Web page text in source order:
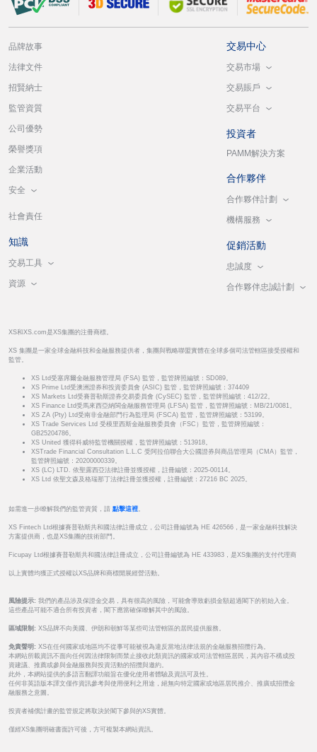
品牌故事
法律文件
招賢納士
監管資質
公司優勢
榮譽獎項
企業活動
安全
社會責任
知識
交易工具
資源
交易中心
交易市場
交易賬戶
交易平台
投資者
PAMM解決方案
合作夥伴
合作夥伴計劃
機構服務
促銷活動
忠誠度
合作夥伴忠誠計劃
XS和XS.com是XS集團的注冊商標。
XS 集團是一家全球金融科技和金融服務提供者，集團與戰略聯盟實體在全球多個司法管轄區接受授權和
監管。
XS Ltd受塞席爾金融服務管理局 (FSA) 監管，監管牌照編號：SD089。
XS Prime Ltd受澳洲證券和投資委員會 (ASIC) 監管，監管牌照編號：374409
XS Markets Ltd受賽普勒斯證券交易委員會 (CySEC) 監管，監管牌照編號：412/22。
XS Finance Ltd受馬來西亞納閩金融服務管理局 (LFSA) 監管，監管牌照編號：MB/21/0081。
XS ZA (Pty) Ltd受南非金融部門行為監理局 (FSCA) 監管，監管牌照編號：53199。
XS Trade Services Ltd 受模里西斯金融服務委員會（FSC）監管，監管牌照編號：
GB25204786。
XS United 獲得科威特監管機關授權，監管牌照編號：513918。
XSTrade Financial Consultation L.L.C 受阿拉伯聯合大公國證券與商品管理局（CMA）監管，
監管牌照編號：20200000339。
XS (LC) LTD. 依聖露西亞法律註冊並獲授權，註冊編號：2025-00114。
XS Ltd 依聖文森及格瑞那丁法律註冊並獲授權，註冊編號：27216 BC 2025。
如需進一步瞭解我們的監管資質，請 點擊這裡。
XS Fintech Ltd根據賽普勒斯共和國法律註冊成立，公司註冊編號為 HE 426566，是一家金融科技解決
方案提供商，也是XS集團的技術部門。
Ficupay Ltd根據賽普勒斯共和國法律註冊成立，公司註冊編號為 HE 433983，是XS集團的支付代理商
以上實體均獲正式授權以XS品牌和商標開展經營活動。
風險提示: 我們的產品涉及保證金交易，具有很高的風險，可能會導致虧損金額超過閣下的初始入金。
這些產品可能不適合所有投資者，閣下應當確保瞭解其中的風險。
區域限制: XS品牌不向美國、伊朗和朝鮮等某些司法管轄區的居民提供服務。
免責聲明: XS在任何國家或地區均不從事可能被視為違反當地法律法規的金融服務招攬行為。
本網站所載資訊不面向任何因法律限制而禁止接收此類資訊的國家或司法管轄區居民，其內容不構成投
資建議、推薦或參與金融服務與投資活動的招攬與邀約。
此外，本網站提供的多語言翻譯功能旨在優化使用者體驗及資訊可及性。
任何非英語版本譯文僅作資訊參考與使用便利之用途，絕無向特定國家或地區居民推介、推廣或招攬金
融服務之意圖。
投資者補償計畫的監管規定將取決於閣下參與的XS實體。
僅經XS集團明確書面許可後，方可複製本網站資訊。